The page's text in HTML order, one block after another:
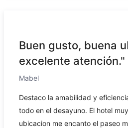
Buen gusto, buena
excelente atención."
Mabel
Destaco la amabilidad y
todo en el desayuno. El hotel
ubicacion me encanto el paseo